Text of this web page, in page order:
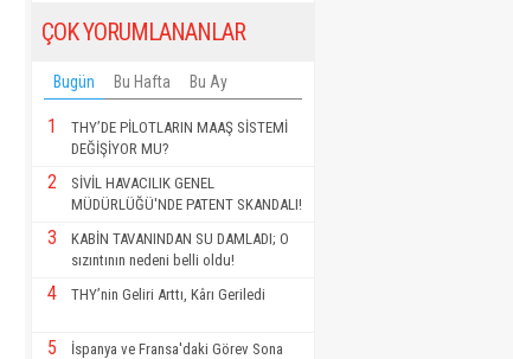
ÇOK YORUMLANANLAR
Bugün Bu Hafta Bu Ay
1
THY’DE PİLOTLARIN MAAŞ SİSTEMİ
DEĞİŞİYOR MU?
2
SİVİL HAVACILIK GENEL
MÜDÜRLÜĞÜ'NDE PATENT SKANDALI!
3
KABİN TAVANINDAN SU DAMLADI; O
sızıntının nedeni belli oldu!
4 THY’nin Geliri Arttı, Kârı Geriledi
5
İspanya ve Fransa'daki Görev Sona